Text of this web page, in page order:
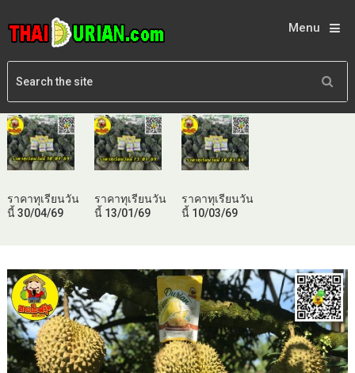
Menu
ราคาทุเรียนวัน
นี้ 30/04/69
ราคาทุเรียนวัน
นี้ 13/01/69
ราคาทุเรียนวัน
นี้ 10/03/69